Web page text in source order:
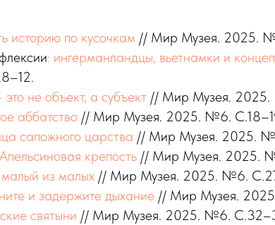
историю по кусочкам // Мир Музея. 2025.
: ингерманландцы, вьетнамки и
это не объект, а субъект // Мир Музея. 2025.
аббатство // Мир Музея. 2025. №6.
сапожного царства // Мир Музея. 2025.
Апельсиновая крепость // Мир Музея. 2025.
из малых // Мир Музея. 2025. №6.
и задержите дыхание // Мир Музея.
святыни // Мир Музея. 2025. №6.